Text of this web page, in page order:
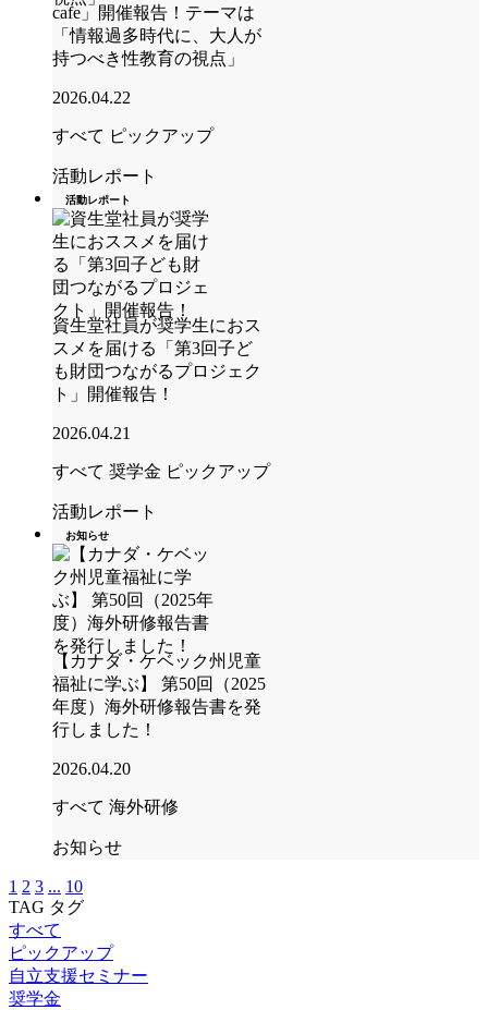
cafe」開催報告！テーマは
「情報過多時代に、大人が
持つべき性教育の視点」
2026.04.22
すべて ピックアップ
活動レポート
活動レポート
資生堂社員が奨学生におス
スメを届ける「第3回子ど
も財団つながるプロジェク
ト」開催報告！
2026.04.21
すべて 奨学金 ピックアップ
活動レポート
お知らせ
【カナダ・ケベック州児童
福祉に学ぶ】 第50回（2025
年度）海外研修報告書を発
行しました！
2026.04.20
すべて 海外研修
お知らせ
1 2 3 ... 10
TAG タグ
すべて
ピックアップ
自立支援セミナー
奨学金